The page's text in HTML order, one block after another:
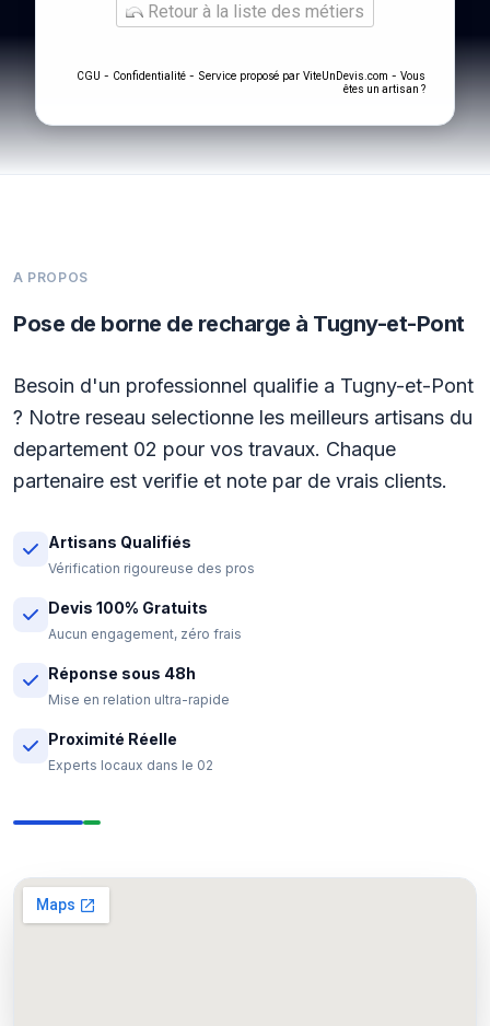
Retour à la liste des métiers
CGU - Confidentialité - Service proposé par ViteUnDevis.com - Vous
êtes un artisan ?
A PROPOS
Pose de borne de recharge à Tugny-et-Pont
Besoin d'un professionnel qualifie a Tugny-et-Pont
? Notre reseau selectionne les meilleurs artisans du
departement 02 pour vos travaux. Chaque
partenaire est verifie et note par de vrais clients.
Artisans Qualifiés
Vérification rigoureuse des pros
Devis 100% Gratuits
Aucun engagement, zéro frais
Réponse sous 48h
Mise en relation ultra-rapide
Proximité Réelle
Experts locaux dans le 02